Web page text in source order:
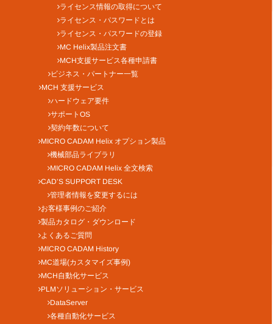
ライセンス情報の取得について
ライセンス・パスワードとは
ライセンス・パスワードの登録
MC Helix製品注文書
MCH支援サービス各種申請書
ビジネス・パートナー一覧
MCH 支援サービス
ハードウェア要件
サポートOS
契約年数について
MICRO CADAM Helix オプション製品
機械部品ライブラリ
MICRO CADAM Helix 全文検索
CAD’S SUPPORT DESK
管理者情報を変更するには
お客様事例のご紹介
製品カタログ・ダウンロード
よくあるご質問
MICRO CADAM History
MC道場(カスタマイズ事例)
MCH自動化サービス
PLMソリューション・サービス
DataServer
各種自動化サービス